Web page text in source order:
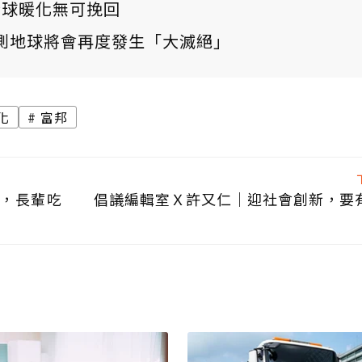
暖化無可挽回
球將會再度發生「大滅絕」
富邦
長輩吃 倡議編輯室Ｘ許又仁｜迎社會創新，要